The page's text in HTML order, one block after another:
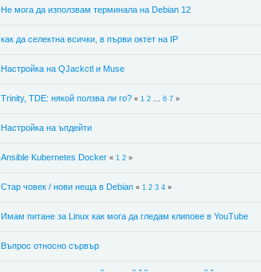
Не мога да използвам терминала на Debian 12
как да селектна всички, в първи октет на IP
Настройка на QJackctl и Muse
Trinity, TDE: някой ползва ли го? « 1 2... 6 7»
Настройка на ъпдейти
Ansible Kubernetes Docker « 1 2»
Стар човек / нови неща в Debian « 1 2 3 4»
Имам питане за Linux как мога да гледам клипове в YouTube
Въпрос относно сървър